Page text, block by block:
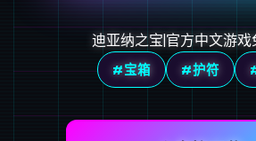
迪亚纳之宝|官方中文游戏
#宝箱 #护符